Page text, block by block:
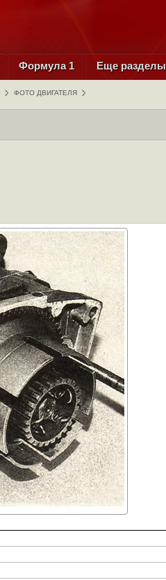
Формула 1 Еще
ФОТО ДВИГАТЕЛЯ